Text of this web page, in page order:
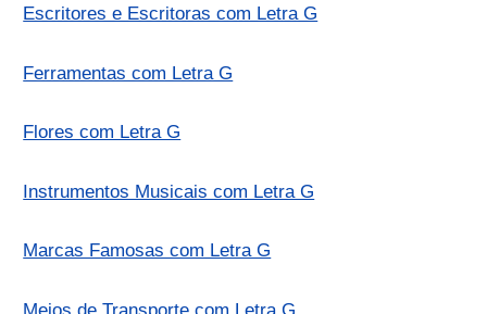
Escritores e Escritoras com Letra G
Ferramentas com Letra G
Flores com Letra G
Instrumentos Musicais com Letra G
Marcas Famosas com Letra G
Meios de Transporte com Letra G